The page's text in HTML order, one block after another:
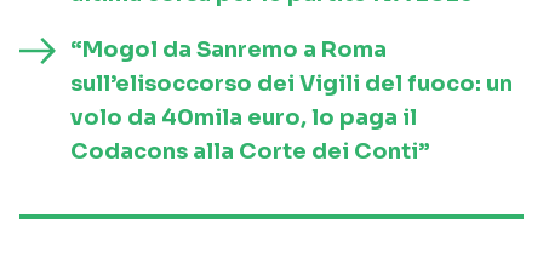
“Mogol da Sanremo a Roma
sull’elisoccorso dei Vigili del fuoco: un
volo da 40mila euro, lo paga il
Codacons alla Corte dei Conti”